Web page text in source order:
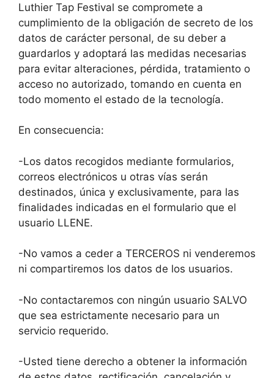
Luthier Tap Festival se compromete a
cumplimiento de la obligación de secreto de los
datos de carácter personal, de su deber a
guardarlos y adoptará las medidas necesarias
para evitar alteraciones, pérdida, tratamiento o
acceso no autorizado, tomando en cuenta en
todo momento el estado de la tecnología.
En consecuencia:
-Los datos recogidos mediante formularios,
correos electrónicos u otras vías serán
destinados, única y exclusivamente, para las
finalidades indicadas en el formulario que el
usuario LLENE.
-No vamos a ceder a TERCEROS ni venderemos
ni compartiremos los datos de los usuarios.
-No contactaremos con ningún usuario SALVO
que sea estrictamente necesario para un
servicio requerido.
-Usted tiene derecho a obtener la información